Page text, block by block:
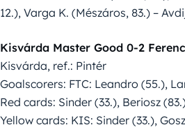
12.), Varga K. (Mészáros, 83.) –
Kisvárda Master Good 0-2
Kisvárda, ref.: Pintér
Goalscorers: FTC: Leandro (55.),
Red cards: Sinder (33.), Beriosz
Yellow cards: KIS: Sinder (33.),